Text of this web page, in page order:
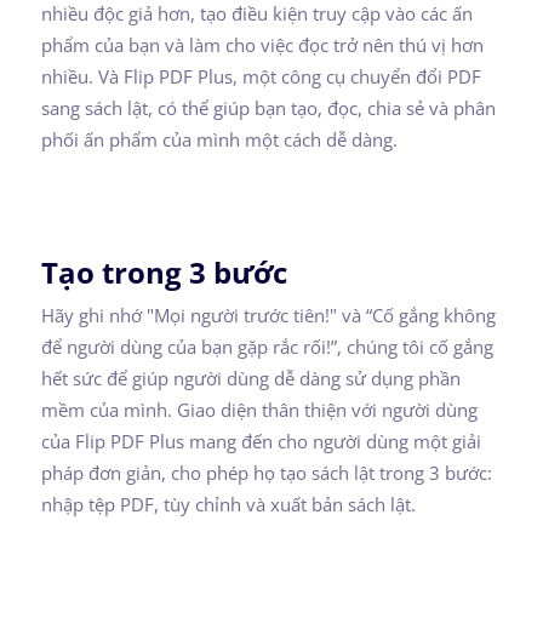
nhiều độc giả hơn, tạo điều kiện truy cập vào các ấn
phẩm của bạn và làm cho việc đọc trở nên thú vị hơn
nhiều. Và Flip PDF Plus, một công cụ chuyển đổi PDF
sang sách lật, có thể giúp bạn tạo, đọc, chia sẻ và phân
phối ấn phẩm của mình một cách dễ dàng.
Tạo trong 3 bước
Hãy ghi nhớ "Mọi người trước tiên!" và “Cố gắng không
để người dùng của bạn gặp rắc rối!”, chúng tôi cố gắng
hết sức để giúp người dùng dễ dàng sử dụng phần
mềm của mình. Giao diện thân thiện với người dùng
của Flip PDF Plus mang đến cho người dùng một giải
pháp đơn giản, cho phép họ tạo sách lật trong 3 bước:
nhập tệp PDF, tùy chỉnh và xuất bản sách lật.